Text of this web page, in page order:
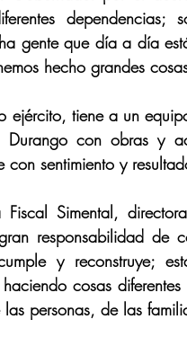
gente que día a día
hecho grandes
ejército, tiene a un
Durango con obras y
sentimiento y
Fiscal Simental,
responsabilidad de
y reconstruye;
cosas
personas, de las